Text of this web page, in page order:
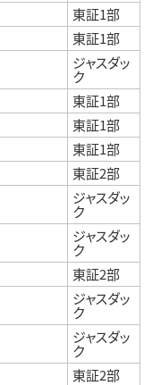
東証1部
東証1部
ジャスダッ
ク
東証1部
東証1部
東証1部
東証2部
ジャスダッ
ク
ジャスダッ
ク
東証2部
ジャスダッ
ク
ジャスダッ
ク
東証2部